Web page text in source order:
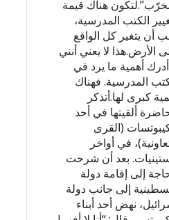
هناك قيمة
الكتب المدرسية،
أن يتغير كل الواقع
الأرض.هذا لا يعني أنني
أدرك أهمية ما يرد في
المدرسية. فهناك
كبرى لها.أتذكر
ألقيتها في أحد
(القرى
في أواخر
بعد أن شرحت
إلى إقامة دولة
إلى جانب دولة
نهض أحد أبناء